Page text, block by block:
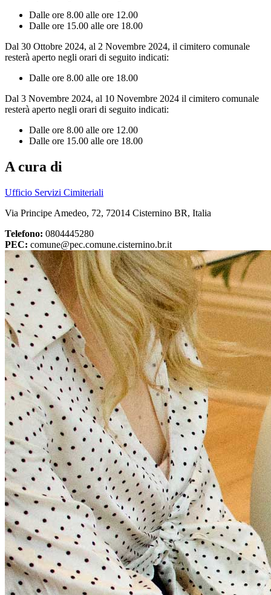
Dalle ore 8.00 alle ore 12.00
Dalle ore 15.00 alle ore 18.00
Dal 30 Ottobre 2024, al 2 Novembre 2024, il cimitero comunale
resterà aperto negli orari di seguito indicati:
Dalle ore 8.00 alle ore 18.00
Dal 3 Novembre 2024, al 10 Novembre 2024 il cimitero comunale
resterà aperto negli orari di seguito indicati:
Dalle ore 8.00 alle ore 12.00
Dalle ore 15.00 alle ore 18.00
A cura di
Ufficio Servizi Cimiteriali
Via Principe Amedeo, 72, 72014 Cisternino BR, Italia
Telefono: 0804445280
PEC: comune@pec.comune.cisternino.br.it